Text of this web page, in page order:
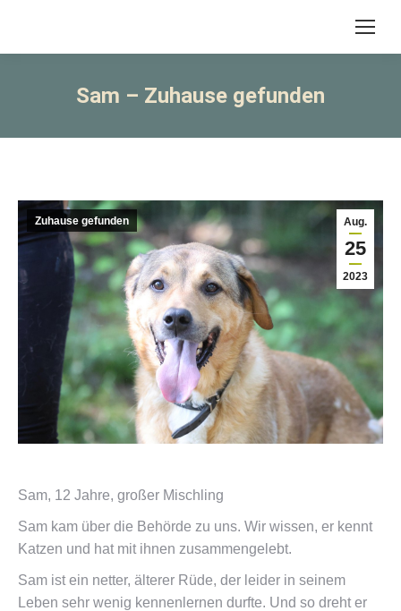
Sam – Zuhause gefunden
Aug.
25
2023
Zuhause gefunden
Sam, 12 Jahre, großer Mischling
Sam kam über die Behörde zu uns. Wir wissen, er kennt
Katzen und hat mit ihnen zusammengelebt.
Sam ist ein netter, älterer Rüde, der leider in seinem
Leben sehr wenig kennenlernen durfte. Und so dreht er